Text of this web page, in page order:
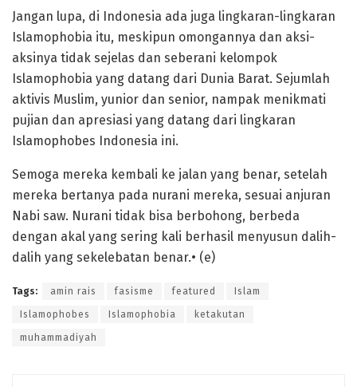
Jangan lupa, di Indonesia ada juga lingkaran-lingkaran
Islamophobia itu, meskipun omongannya dan aksi-
aksinya tidak sejelas dan seberani kelompok
Islamophobia yang datang dari Dunia Barat. Sejumlah
aktivis Muslim, yunior dan senior, nampak menikmati
pujian dan apresiasi yang datang dari lingkaran
Islamophobes Indonesia ini.
Semoga mereka kembali ke jalan yang benar, setelah
mereka bertanya pada nurani mereka, sesuai anjuran
Nabi saw. Nurani tidak bisa berbohong, berbeda
dengan akal yang sering kali berhasil menyusun dalih-
dalih yang sekelebatan benar.• (e)
Tags: amin rais fasisme featured Islam
Islamophobes Islamophobia ketakutan
muhammadiyah